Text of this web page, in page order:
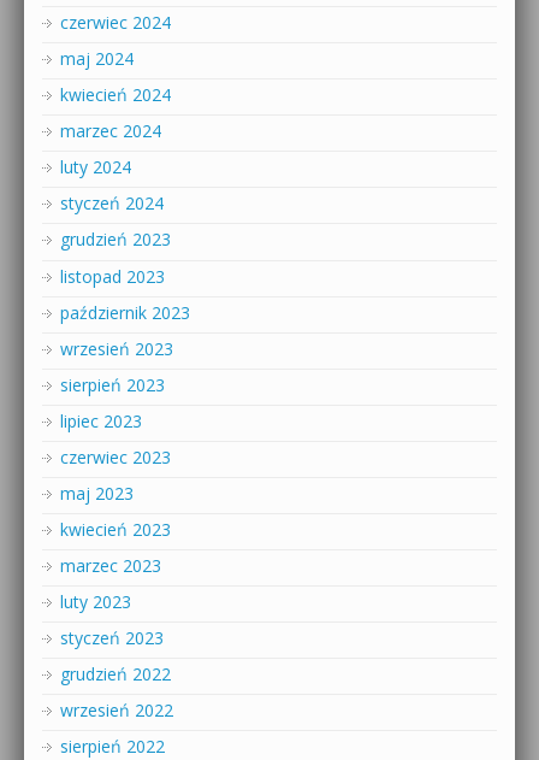
czerwiec 2024
maj 2024
kwiecień 2024
marzec 2024
luty 2024
styczeń 2024
grudzień 2023
listopad 2023
październik 2023
wrzesień 2023
sierpień 2023
lipiec 2023
czerwiec 2023
maj 2023
kwiecień 2023
marzec 2023
luty 2023
styczeń 2023
grudzień 2022
wrzesień 2022
sierpień 2022